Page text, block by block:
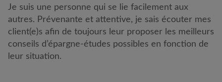
Je suis une personne qui se lie facilement aux
autres. Prévenante et attentive, je sais écouter mes
client(e)s afin de toujours leur proposer les meilleurs
conseils d’épargne-études possibles en fonction de
leur situation.